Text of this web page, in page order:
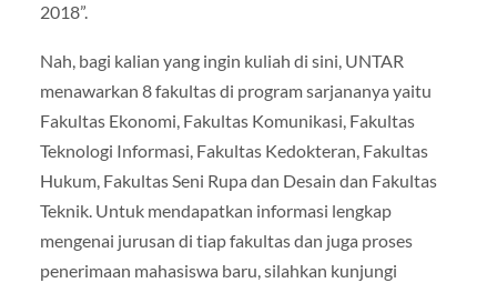
2018”.
Nah, bagi kalian yang ingin kuliah di sini, UNTAR
menawarkan 8 fakultas di program sarjananya yaitu
Fakultas Ekonomi, Fakultas Komunikasi, Fakultas
Teknologi Informasi, Fakultas Kedokteran, Fakultas
Hukum, Fakultas Seni Rupa dan Desain dan Fakultas
Teknik. Untuk mendapatkan informasi lengkap
mengenai jurusan di tiap fakultas dan juga proses
penerimaan mahasiswa baru, silahkan kunjungi